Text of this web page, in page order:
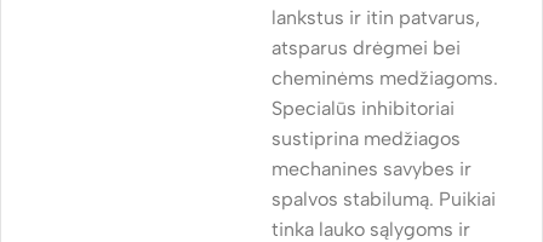
lankstus ir itin patvarus,
atsparus drėgmei bei
cheminėms medžiagoms.
Specialūs inhibitoriai
sustiprina medžiagos
mechanines savybes ir
spalvos stabilumą. Puikiai
tinka lauko sąlygoms ir